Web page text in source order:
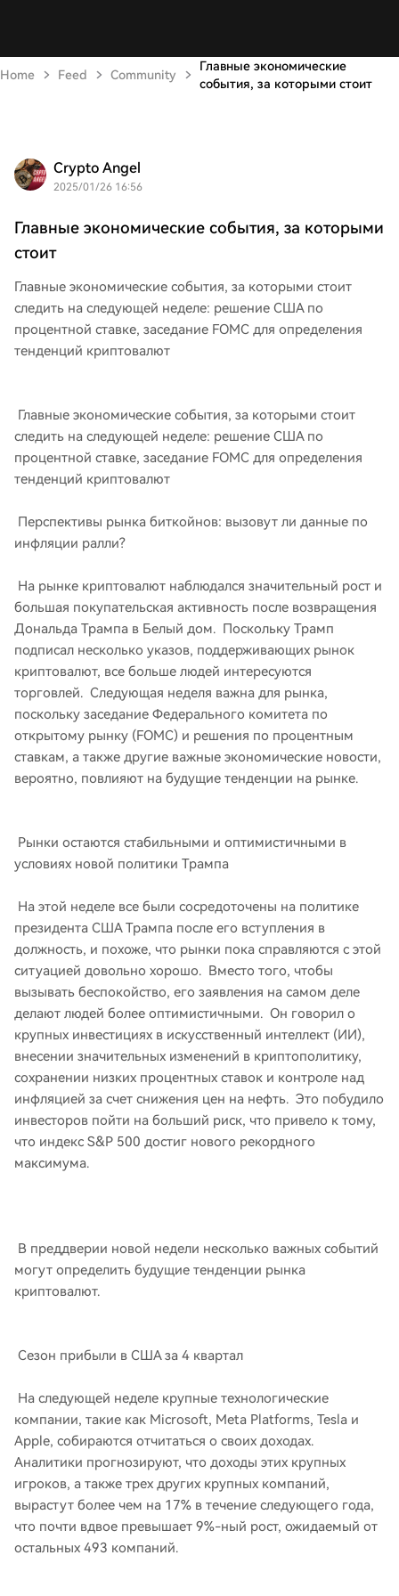
Home Feed Community
Главные экономические
события, за которыми стоит
Crypto Angel
2025/01/26 16:56
Главные экономические события, за которыми
стоит
Главные экономические события, за которыми стоит
следить на следующей неделе: решение США по
процентной ставке, заседание FOMC для определения
тенденций криптовалют
Главные экономические события, за которыми стоит
следить на следующей неделе: решение США по
процентной ставке, заседание FOMC для определения
тенденций криптовалют
Перспективы рынка биткойнов: вызовут ли данные по
инфляции ралли?
На рынке криптовалют наблюдался значительный рост и
большая покупательская активность после возвращения
Дональда Трампа в Белый дом. Поскольку Трамп
подписал несколько указов, поддерживающих рынок
криптовалют, все больше людей интересуются
торговлей. Следующая неделя важна для рынка,
поскольку заседание Федерального комитета по
открытому рынку (FOMC) и решения по процентным
ставкам, а также другие важные экономические новости,
вероятно, повлияют на будущие тенденции на рынке.
Рынки остаются стабильными и оптимистичными в
условиях новой политики Трампа
На этой неделе все были сосредоточены на политике
президента США Трампа после его вступления в
должность, и похоже, что рынки пока справляются с этой
ситуацией довольно хорошо. Вместо того, чтобы
вызывать беспокойство, его заявления на самом деле
делают людей более оптимистичными. Он говорил о
крупных инвестициях в искусственный интеллект (ИИ),
внесении значительных изменений в криптополитику,
сохранении низких процентных ставок и контроле над
инфляцией за счет снижения цен на нефть. Это побудило
инвесторов пойти на больший риск, что привело к тому,
что индекс S&P 500 достиг нового рекордного
максимума.
В преддверии новой недели несколько важных событий
могут определить будущие тенденции рынка
криптовалют.
Сезон прибыли в США за 4 квартал
На следующей неделе крупные технологические
компании, такие как Microsoft, Meta Platforms, Tesla и
Apple, собираются отчитаться о своих доходах.
Аналитики прогнозируют, что доходы этих крупных
игроков, а также трех других крупных компаний,
вырастут более чем на 17% в течение следующего года,
что почти вдвое превышает 9%-ный рост, ожидаемый от
остальных 493 компаний.